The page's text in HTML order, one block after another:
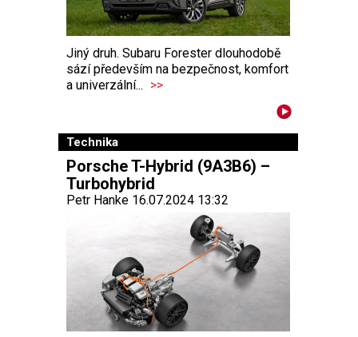
Jiný druh. Subaru Forester dlouhodobě
sází především na bezpečnost, komfort
a univerzální... >>
Technika
Porsche T-Hybrid (9A3B6) –
Turbohybrid
Petr Hanke 16.07.2024 13:32